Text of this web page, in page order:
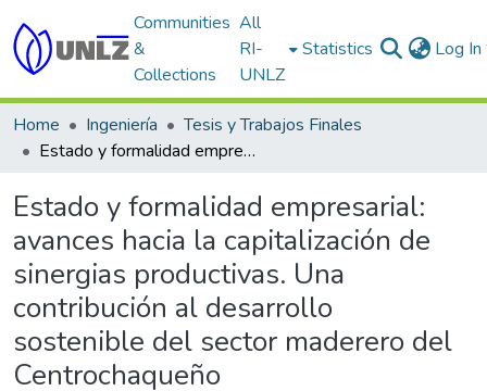
Communities
&
Collections
All
RI-
UNLZ
Statistics Log In
Home Ingeniería
Tesis y Trabajos Finales
Estado y formalidad empresarial: avances hacia la capitalización de sinergias productivas. Una contribución al desarrollo sostenible del sector maderero del Centrochaqueño
Estado y formalidad empresarial:
avances hacia la capitalización de
sinergias productivas. Una
contribución al desarrollo
sostenible del sector maderero del
Centrochaqueño